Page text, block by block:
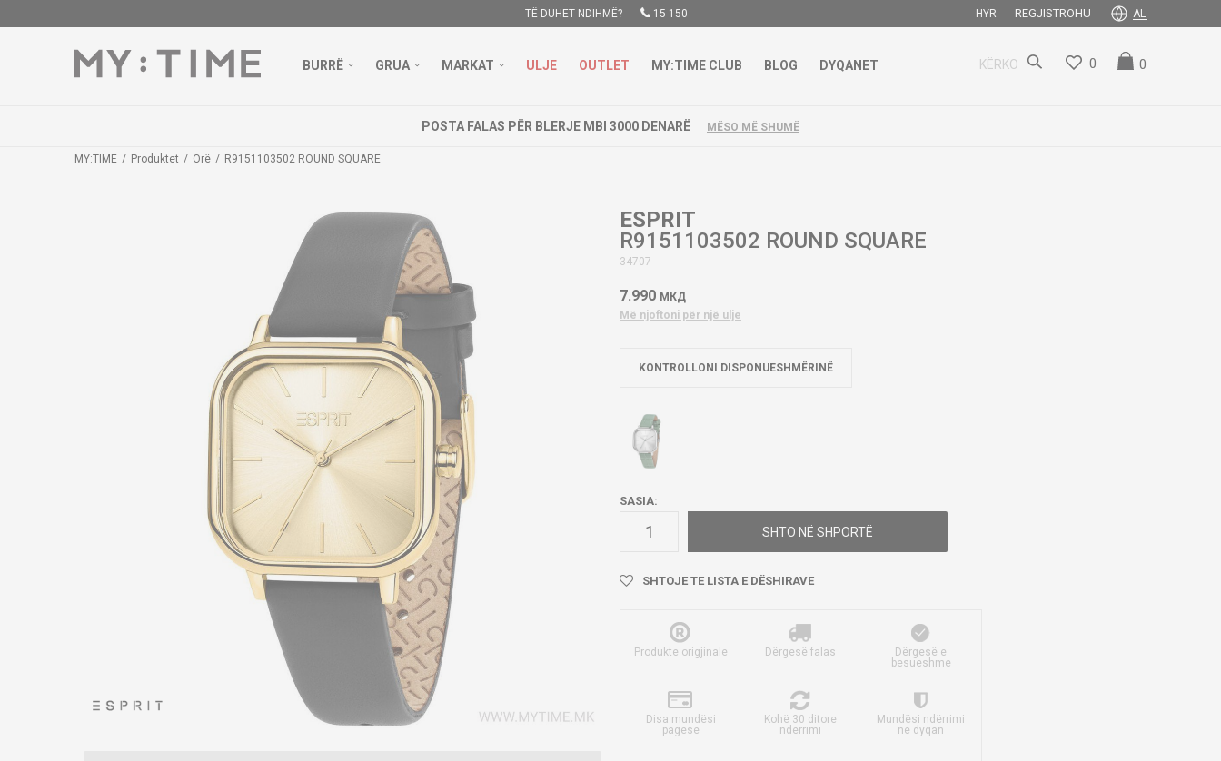
TË DUHET NDIHMË? 15 150 HYR REGJISTROHU AL
BURRË GRUA MARKAT ULJE OUTLET MY:TIME CLUB BLOG DYQANET KËRKO 0
0
POSTA FALAS PËR BLERJE MBI 3000 DENARË MËSO MË SHUMË
MY:TIME Produktet Orë R9151103502 ROUND SQUARE
ESPRIT
R9151103502 ROUND SQUARE
34707
7.990 МКД
Më njoftoni për një ulje
KONTROLLONI DISPONUESHMËRINË
SASIA:
SHTO NË SHPORTË
SHTOJE TE LISTA E DËSHIRAVE
Produkte origjinale Dërgesë falas
Dërgesë e
besueshme
Disa mundësi
pagese
Kohë 30 ditore
ndërrimi
Mundësi ndërrimi
në dyqan